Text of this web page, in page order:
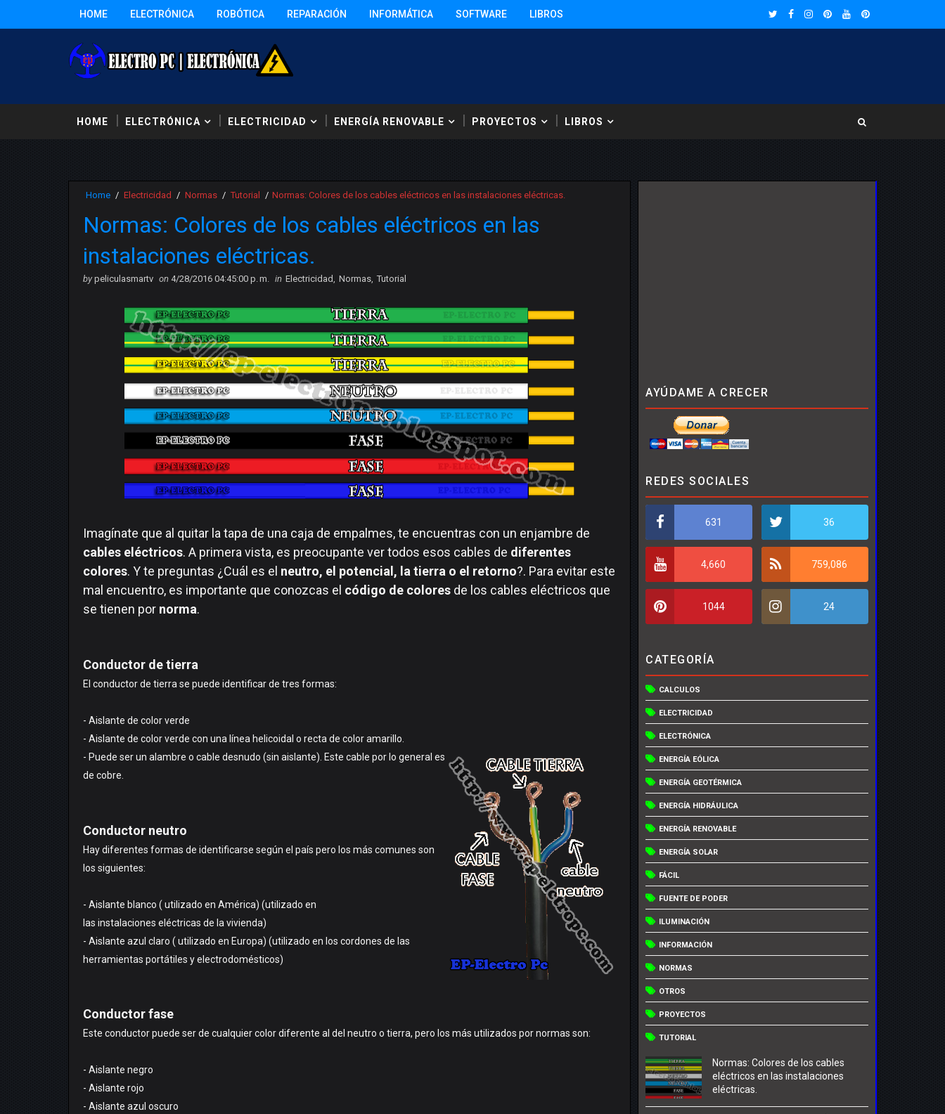
HOME ELECTRÓNICA ROBÓTICA REPARACIÓN INFORMÁTICA SOFTWARE LIBROS
HOME ELECTRÓNICA ELECTRICIDAD ENERGÍA RENOVABLE PROYECTOS LIBROS
Home / Electricidad / Normas / Tutorial / Normas: Colores de los cables eléctricos en las instalaciones eléctricas.
Normas: Colores de los cables eléctricos en las
instalaciones eléctricas.
by peliculasmartv on 4/28/2016 04:45:00 p. m. in Electricidad, Normas, Tutorial
Imagínate que al quitar la tapa de una caja de empalmes, te encuentras con un enjambre de
cables eléctricos. A primera vista, es preocupante ver todos esos cables de diferentes
colores. Y te preguntas ¿Cuál es el neutro, el potencial, la tierra o el retorno?. Para evitar este
mal encuentro, es importante que conozcas el código de colores de los cables eléctricos que
se tienen por norma.
Conductor de tierra
El conductor de tierra se puede identificar de tres formas:
- Aislante de color verde
- Aislante de color verde con una línea helicoidal o recta de color amarillo.
- Puede ser un alambre o cable desnudo (sin aislante). Este cable por lo general es
de cobre.
Conductor neutro
Hay diferentes formas de identificarse según el país pero los más comunes son
los siguientes:
- Aislante blanco ( utilizado en América) (utilizado en
las instalaciones eléctricas de la vivienda)
- Aislante azul claro ( utilizado en Europa) (utilizado en los cordones de las
herramientas portátiles y electrodomésticos)
Conductor fase
Este conductor puede ser de cualquier color diferente al del neutro o tierra, pero los más utilizados por normas son:
- Aislante negro
- Aislante rojo
- Aislante azul oscuro
AYÚDAME A CRECER
REDES SOCIALES
631 36
4,660 759,086
1044 24
CATEGORÍA
CALCULOS
ELECTRICIDAD
ELECTRÓNICA
ENERGÍA EÓLICA
ENERGÍA GEOTÉRMICA
ENERGÍA HIDRÁULICA
ENERGÍA RENOVABLE
ENERGÍA SOLAR
FÁCIL
FUENTE DE PODER
ILUMINACIÓN
INFORMACIÓN
NORMAS
OTROS
PROYECTOS
TUTORIAL
Normas: Colores de los cables
eléctricos en las instalaciones
eléctricas.